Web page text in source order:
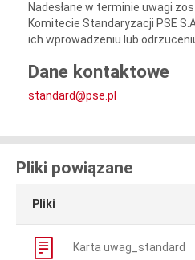
Nadesłane w terminie uwagi
Komitecie Standaryzacji PSE
ich wprowadzeniu lub
Dane kontaktowe
standard@pse.pl
Pliki powiązane
Pliki
Karta uwag_standard